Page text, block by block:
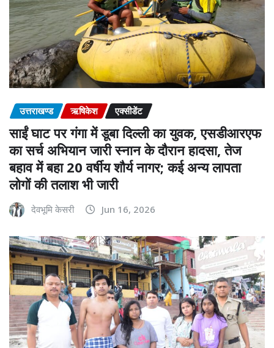
उत्तराखण्ड ऋषिकेश एक्सीडेंट
साईं घाट पर गंगा में डूबा दिल्ली का युवक, एसडीआरएफ
का सर्च अभियान जारी स्नान के दौरान हादसा, तेज
बहाव में बहा 20 वर्षीय शौर्य नागर; कई अन्य लापता
लोगों की तलाश भी जारी
देवभूमि केसरी Jun 16, 2026